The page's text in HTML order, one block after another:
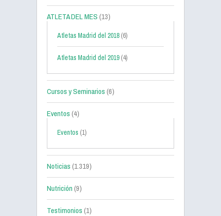
ATLETA DEL MES(13)
Atletas Madrid del 2018 (6)
Atletas Madrid del 2019 (4)
Cursos y Seminarios(6)
Eventos(4)
Eventos (1)
Noticias(1.319)
Nutrición(9)
Testimonios(1)